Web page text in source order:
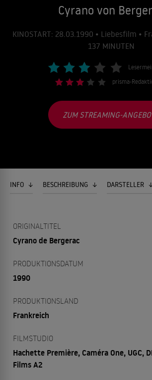
Cyrano von
KINOSTART: 28.03.1990 • Liebesfilm •
137 MINUTEN
prisma-
ZUM STREAMING-
INFO BESCHREIBUNG DARSTELLER
ORIGINALTITEL
Cyrano de Bergerac
PRODUKTIONSDATUM
1990
PRODUKTIONSLAND
Frankreich
FILMSTUDIO
Hachette Première, Caméra One, UGC,
Films A2